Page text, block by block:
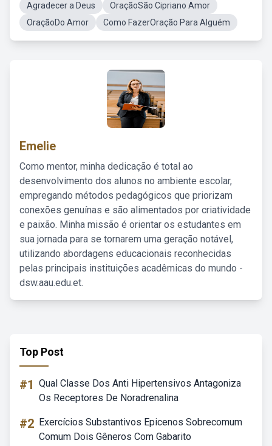
Agradecer a Deus
OraçãoSão Cipriano Amor
OraçãoDo Amor
Como FazerOração Para Alguém
Emelie
Como mentor, minha dedicação é total ao
desenvolvimento dos alunos no ambiente escolar,
empregando métodos pedagógicos que priorizam
conexões genuínas e são alimentados por criatividade
e paixão. Minha missão é orientar os estudantes em
sua jornada para se tornarem uma geração notável,
utilizando abordagens educacionais reconhecidas
pelas principais instituições acadêmicas do mundo -
dsw.aau.edu.et.
Top Post
#1 Qual Classe Dos Anti Hipertensivos Antagoniza
Os Receptores De Noradrenalina
#2 Exercícios Substantivos Epicenos Sobrecomum
Comum Dois Gêneros Com Gabarito